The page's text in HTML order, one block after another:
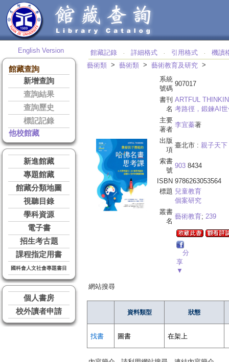
English Version
館藏查詢
新增查詢
查詢結果
查詢歷史
標記記錄
他校館藏
新進館藏
專題館藏
館藏分類地圖
視聽目錄
學科資源
電子書
招生考古題
課程指定用書
國科會人文社會專題書目
個人書房
校外讀者申請
館藏記錄 ‧ 詳細格式 ‧ 引用格式 ‧
機讀
藝術類 > 藝術類 > 藝術教育及研究 >
系統
號碼
907017
書刊
名
ARTFUL
考路徑，鍛鍊AI
主要
著者
李宜蓁著
出版
項
臺北市 : 親子天下
索書
號
903 8434
ISBN 9786263053564
標題 兒童教育
個案研究
叢書
名
藝術教育; 239
分
享
▼
網站搜尋
資料類型 狀態
找書 圖書 在架上